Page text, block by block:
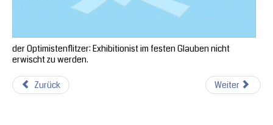
der Optimistenflitzer: Exhibitionist im festen Glauben nicht
erwischt zu werden.
Zurück Weiter